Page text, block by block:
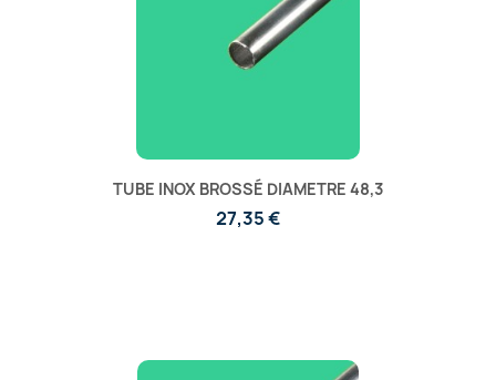
TUBE INOX BROSSÉ DIAMETRE 48,3
27,35 €